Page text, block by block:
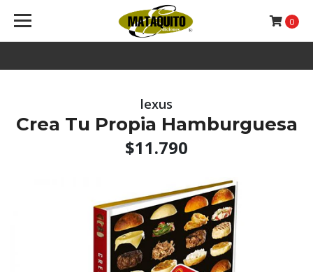
0
lexus
Crea Tu Propia Hamburguesa
$11.790